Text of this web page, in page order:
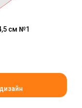
см №1